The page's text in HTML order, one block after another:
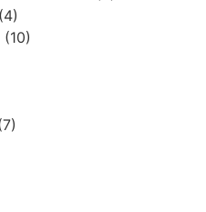
(4)
(10)